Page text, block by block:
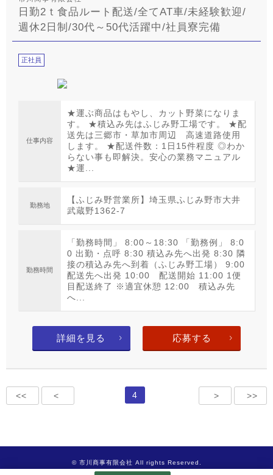
日勤2ｔ食品ルート配送/全てAT車/未経験歓迎/
週休2日制/30代～50代活躍中/社員寮完備
正社員
仕事内容
★運ぶ商品はもやし、カット野菜になりま
す。 ★積込み先はふじみ野工場です。 ★配
送先は三郷市・草加市周辺 高速道路使用
します。 ★配送件数：1日15件程度 ◎わか
らない事も即解決。安心の業務マニュアル
★運...
勤務地
【ふじみ野営業所】埼玉県ふじみ野市大井
武蔵野1362‐7
勤務時間
「勤務時間」 8:00～18:30 「勤務例」 8:0
0 出勤・点呼 8:30 積込み先へ出発 8:30 隣
接の積込み先へ到着（ふじみ野工場） 9:00
配送先へ出発 10:00 配送開始 11:00 1便
目配送終了 ※適宜休憩 12:00 積込み先
へ...
詳細を見る 応募する
<< < 4 > >>
© 市川商事有限会社 All rights Reserved.